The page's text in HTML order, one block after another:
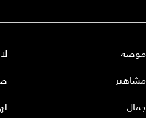
موضة
مشاهير
جمال